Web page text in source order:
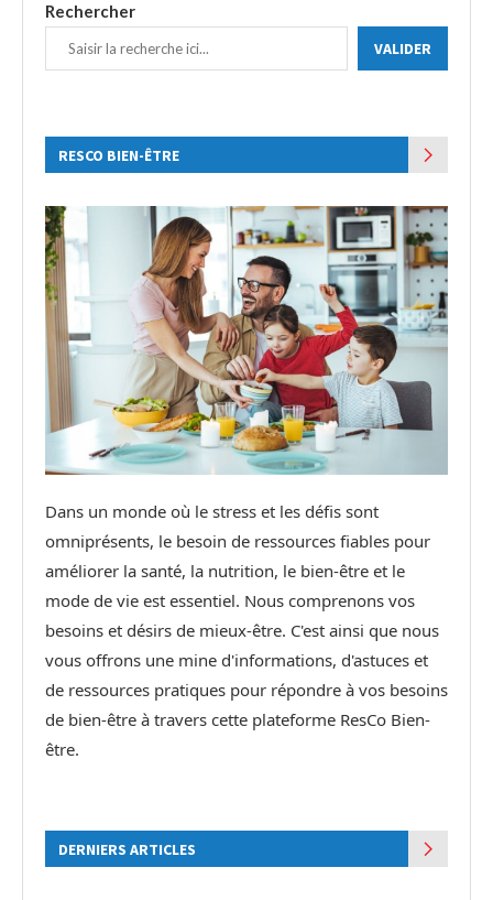
Rechercher
VALIDER
RESCO BIEN-ÊTRE
Dans un monde où le stress et les défis sont
omniprésents, le besoin de ressources fiables pour
améliorer la santé, la nutrition, le bien-être et le
mode de vie est essentiel. Nous comprenons vos
besoins et désirs de mieux-être. C'est ainsi que nous
vous offrons une mine d'informations, d'astuces et
de ressources pratiques pour répondre à vos besoins
de bien-être à travers cette plateforme ResCo Bien-
être.
DERNIERS ARTICLES